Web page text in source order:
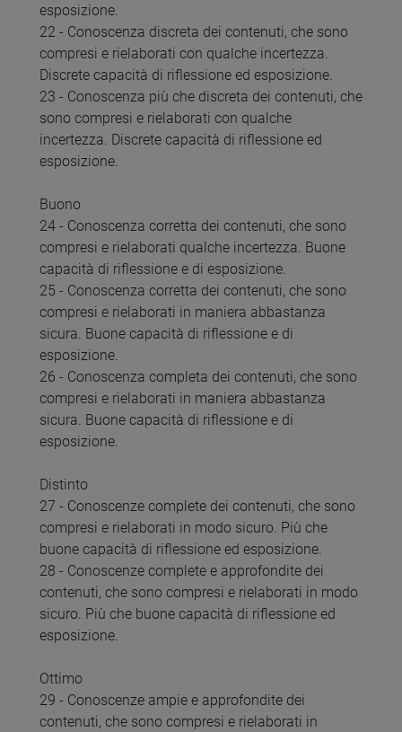
esposizione.
22 - Conoscenza discreta dei contenuti, che sono
compresi e rielaborati con qualche incertezza.
Discrete capacità di riflessione ed esposizione.
23 - Conoscenza più che discreta dei contenuti, che
sono compresi e rielaborati con qualche
incertezza. Discrete capacità di riflessione ed
esposizione.
Buono
24 - Conoscenza corretta dei contenuti, che sono
compresi e rielaborati qualche incertezza. Buone
capacità di riflessione e di esposizione.
25 - Conoscenza corretta dei contenuti, che sono
compresi e rielaborati in maniera abbastanza
sicura. Buone capacità di riflessione e di
esposizione.
26 - Conoscenza completa dei contenuti, che sono
compresi e rielaborati in maniera abbastanza
sicura. Buone capacità di riflessione e di
esposizione.
Distinto
27 - Conoscenze complete dei contenuti, che sono
compresi e rielaborati in modo sicuro. Più che
buone capacità di riflessione ed esposizione.
28 - Conoscenze complete e approfondite dei
contenuti, che sono compresi e rielaborati in modo
sicuro. Più che buone capacità di riflessione ed
esposizione.
Ottimo
29 - Conoscenze ampie e approfondite dei
contenuti, che sono compresi e rielaborati in